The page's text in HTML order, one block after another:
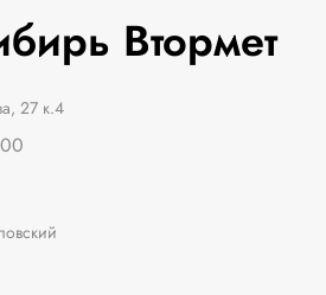
Втормет
27 к.4